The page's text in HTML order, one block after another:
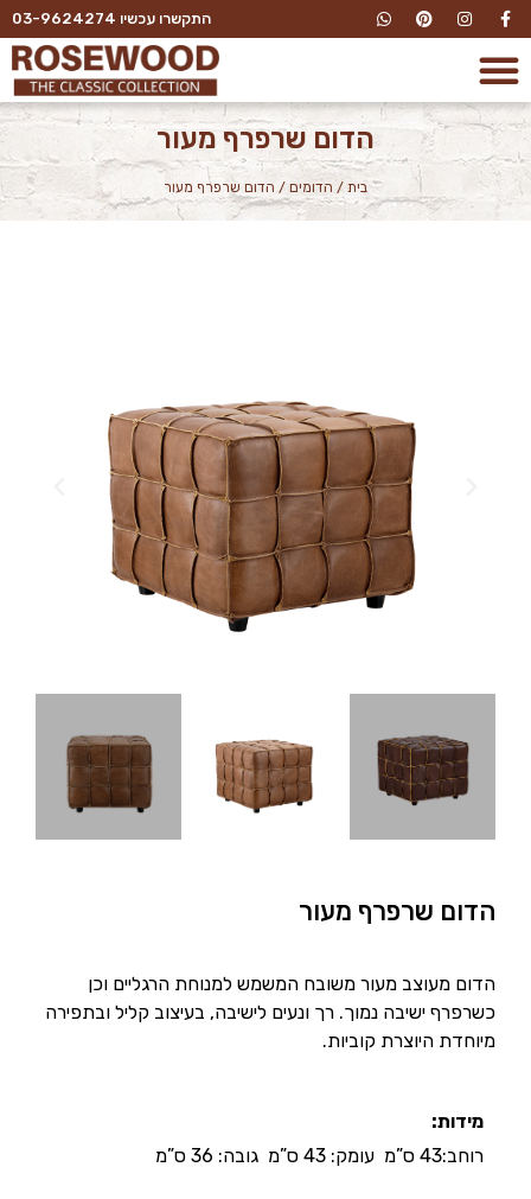
התקשרו עכשיו 03-9624274
הדום שרפרף מעור
בית / הדומים / הדום שרפרף מעור
הדום שרפרף מעור
הדום מעוצב מעור משובח המשמש למנוחת הרגליים וכן
כשרפרף ישיבה נמוך. רך ונעים לישיבה, בעיצוב קליל ובתפירה
מיוחדת היוצרת קוביות.
מידות:
רוחב:43 ס”מ עומק: 43 ס”מ גובה: 36 ס”מ